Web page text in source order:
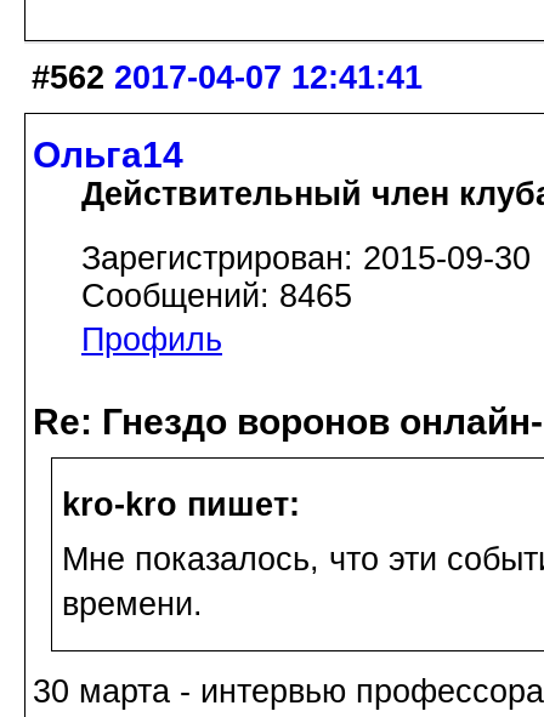
#562 2017-04-07 12:41:41
Ольга14
Действительный член
Зарегистрирован: 2015-09-30
Сообщений: 8465
Профиль
Re: Гнездо воронов
kro-kro пишет:
Мне показалось, что эти
времени.
30 марта - интервью